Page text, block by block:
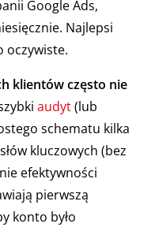
Google Ads,
Najlepsi
oczywiste.
klientów często nie
audyt(lub
schematu kilka
kluczowych (bez
efektywności
pierwszą
konto było